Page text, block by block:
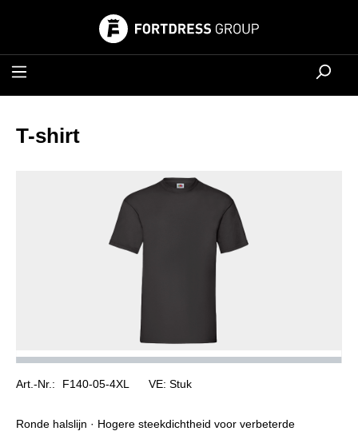
T-shirt
Afbeeldingengalerij overslaan
Art.-Nr.: F140-05-4XL VE: Stuk
Ronde halslijn · Hogere steekdichtheid voor verbeterde